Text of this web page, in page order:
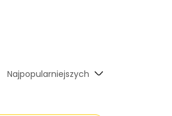
Najpopularniejszych